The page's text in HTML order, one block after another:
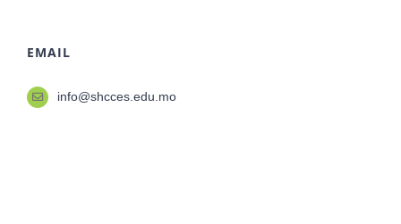
EMAIL
info@shcces.edu.mo